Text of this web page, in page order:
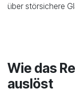
über störsichere
Wie das
auslöst